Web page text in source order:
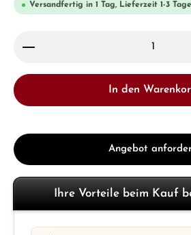
Versandfertig in 1 Tag, Lieferzeit 1-3 Tage
Produkt Anzahl: Gib den
In den
Angebot
Ihre Vorteile beim Kauf